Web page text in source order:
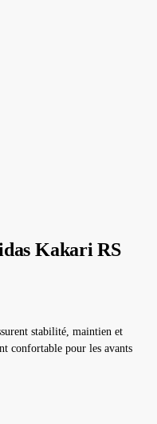
Kakari RS
stabilité, maintien et
confortable pour les avants